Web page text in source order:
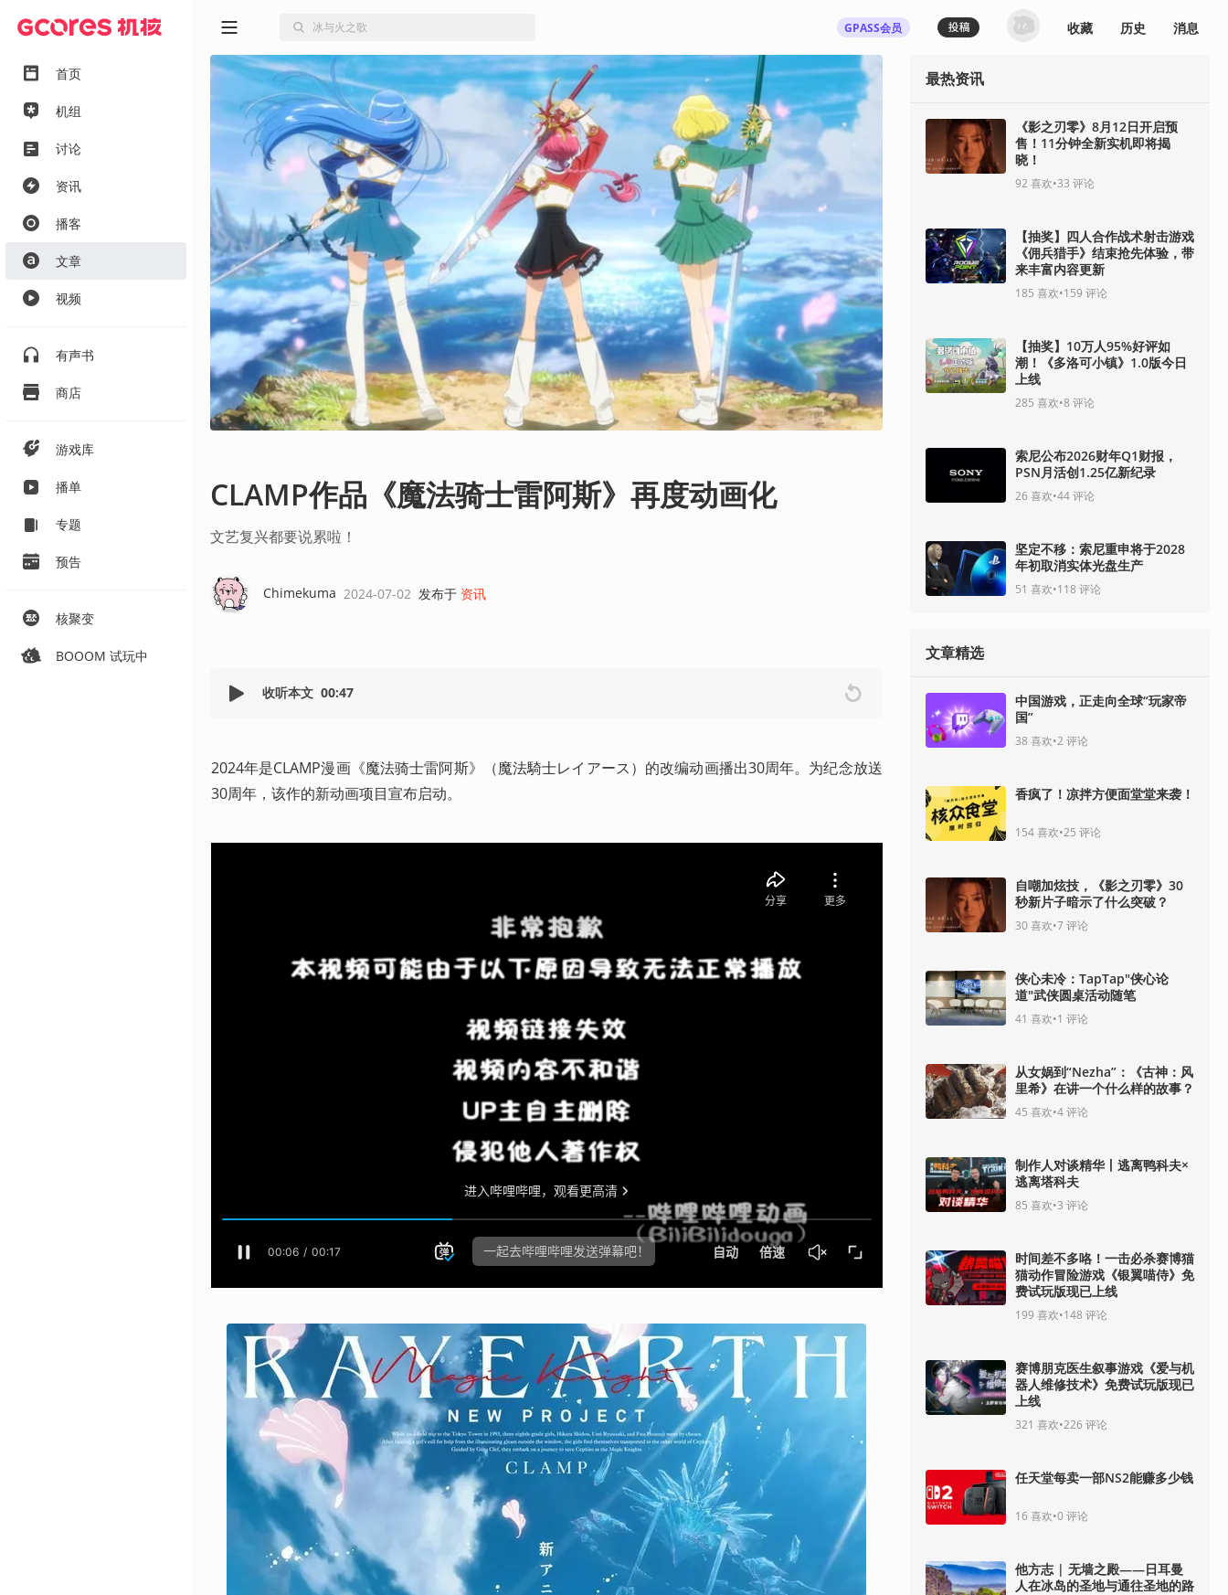
首页
机组
讨论
资讯
播客
文章
视频
有声书
商店
游戏库
播单
专题
预告
核聚变
BOOOM 试玩中
GPASS会员 收藏 历史 消息
CLAMP作品《魔法骑士雷阿斯》再度动画化
文艺复兴都要说累啦！
Chimekuma 2024-07-02 发布于 资讯
收听本文 00:47
2024年是CLAMP漫画《魔法骑士雷阿斯》（魔法騎士レイアース）的改编动画播出30周年。为纪念放送
30周年，该作的新动画项目宣布启动。
最热资讯
《影之刃零》8月12日开启预
售！11分钟全新实机即将揭
晓！
92 喜欢•33 评论
【抽奖】四人合作战术射击游戏
《佣兵猎手》结束抢先体验，带
来丰富内容更新
185 喜欢•159 评论
【抽奖】10万人95%好评如
潮！《多洛可小镇》1.0版今日
上线
285 喜欢•8 评论
索尼公布2026财年Q1财报，
PSN月活创1.25亿新纪录
26喜欢•44评论
坚定不移：索尼重申将于2028
年初取消实体光盘生产
51 喜欢•118 评论
文章精选
中国游戏，正走向全球“玩家帝
国”
38 喜欢•2 评论
香疯了！凉拌方便面堂堂来袭！
154喜欢•25 评论
自嘲加炫技，《影之刃零》30
秒新片子暗示了什么突破？
30喜欢•7评论
侠心未冷：TapTap"侠心论
道"武侠圆桌活动随笔
41 喜欢•1 评论
从女娲到“Nezha”：《古神：风
里希》在讲一个什么样的故事？
45 喜欢•4评论
制作人对谈精华丨逃离鸭科夫×
逃离塔科夫
85 喜欢•3 评论
时间差不多咯！一击必杀赛博猫
猫动作冒险游戏《银翼喵侍》免
费试玩版现已上线
199 喜欢•148 评论
赛博朋克医生叙事游戏《爱与机
器人维修技术》免费试玩版现已
上线
321 喜欢•226评论
任天堂每卖一部NS2能赚多少钱
16喜欢•0评论
他方志 | 无墙之殿——日耳曼
人在冰岛的圣地与通往圣地的路